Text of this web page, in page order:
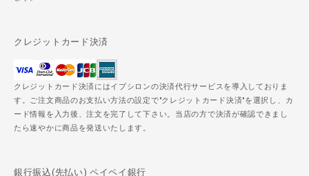
クレジットカード決済
クレジットカード決済にはイプシロンの決済代行サービスを導入しておりま
す。ご注文商品のお支払い方法の設定で"クレジットカード決済"を選択し、カ
ード情報を入力後、注文を完了して下さい。当店の方で決済が確認できまし
たら速やかに商品を発送いたします。
銀行振込(先払い) ペイペイ銀行